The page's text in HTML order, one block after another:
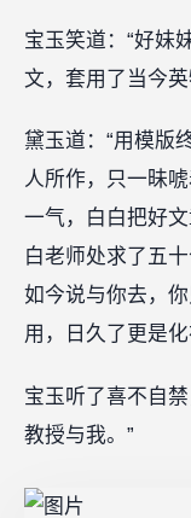
宝玉笑道：“好妹
文，套用了当今
黛玉道：“用模版
人所作，只一昧
一气，白白把好
白老师处求了五
如今说与你去，
用，日久了更是
宝玉听了喜不自
教授与我。”